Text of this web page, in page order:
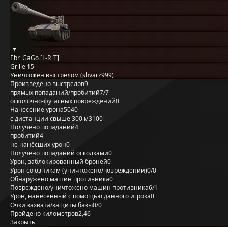
Ebr_GaGo [L-R_T]
Grille 15
Уничтожен выстрелом (shvarz999)
Произведено выстрелов9
прямых попаданий/пробитий7/7
осколочно-фугасных повреждений0
Нанесение урона5040
с дистанции свыше 300 м3100
Получено попаданий4
пробитий4
не нанёсших урон0
Получено попаданий осколками0
Урон, заблокированный бронёй0
Урон союзникам (уничтожено/повреждений)0/0
Обнаружено машин противника0
Повреждено/уничтожено машин противника6/1
Урон, нанесённый с помощью данного игрока0
Очки захвата/защиты базы0/0
Пройдено километров2,46
Закрыть